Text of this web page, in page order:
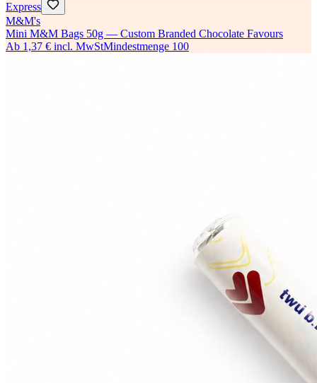
Express
M&M's
Mini M&M Bags 50g — Custom Branded Chocolate Favours
Ab 1,37 € incl. MwStMindestmenge 100